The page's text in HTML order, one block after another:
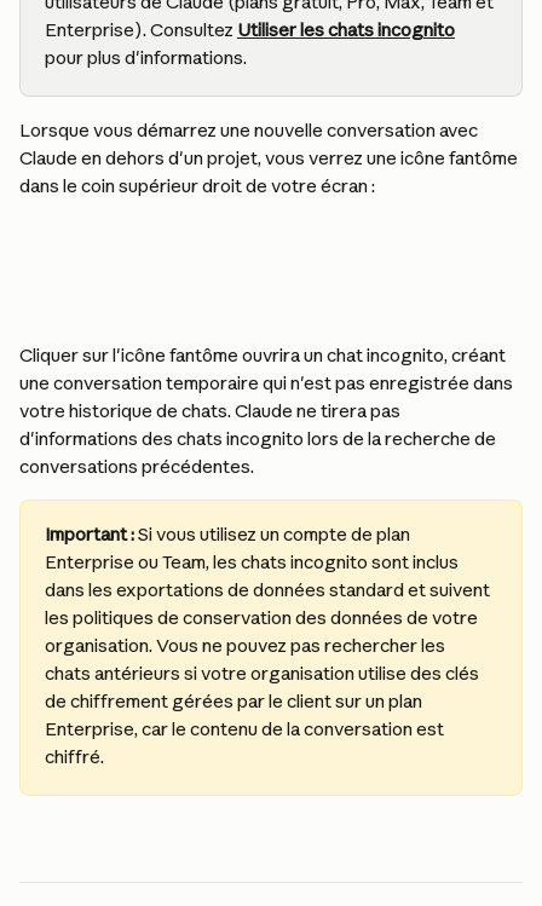
Enterprise). Consultez Utiliser les chats incognito
pour plus d'informations.
Lorsque vous démarrez une nouvelle conversation avec
Claude en dehors d'un projet, vous verrez une icône fantôme
dans le coin supérieur droit de votre écran :
Cliquer sur l'icône fantôme ouvrira un chat incognito, créant
une conversation temporaire qui n'est pas enregistrée dans
votre historique de chats. Claude ne tirera pas
d'informations des chats incognito lors de la recherche de
conversations précédentes.
Important : Si vous utilisez un compte de plan
Enterprise ou Team, les chats incognito sont inclus
dans les exportations de données standard et suivent
les politiques de conservation des données de votre
organisation. Vous ne pouvez pas rechercher les
chats antérieurs si votre organisation utilise des clés
de chiffrement gérées par le client sur un plan
Enterprise, car le contenu de la conversation est
chiffré.